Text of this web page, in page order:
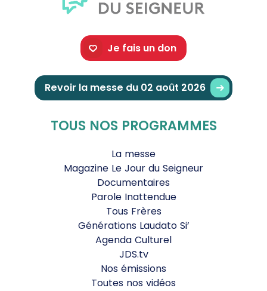
Je fais un don
Revoir la messe du 02 août 2026
TOUS NOS PROGRAMMES
La messe
Magazine Le Jour du Seigneur
Documentaires
Parole Inattendue
Tous Frères
Générations Laudato Si’
Agenda Culturel
JDS.tv
Nos émissions
Toutes nos vidéos